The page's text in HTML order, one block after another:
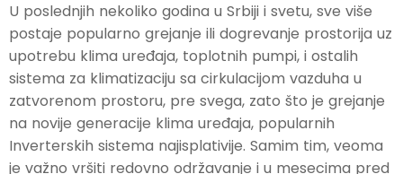
U poslednjih nekoliko godina u Srbiji i svetu, sve više
postaje popularno grejanje ili dogrevanje prostorija uz
upotrebu klima uređaja, toplotnih pumpi, i ostalih
sistema za klimatizaciju sa cirkulacijom vazduha u
zatvorenom prostoru, pre svega, zato što je grejanje
na novije generacije klima uređaja, popularnih
Inverterskih sistema najisplativije. Samim tim, veoma
je važno vršiti redovno održavanje i u mesecima pred